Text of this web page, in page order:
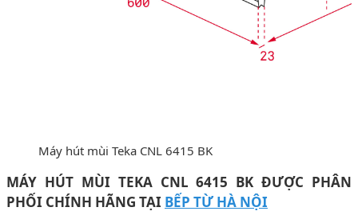
Máy hút mùi Teka CNL 6415 BK
MÁY HÚT MÙI TEKA CNL 6415 BK ĐƯỢC PHÂN
PHỐI CHÍNH HÃNG TẠI BẾP TỪ HÀ NỘI